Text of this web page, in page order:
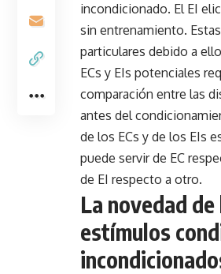
incondicionado. El EI
sin entrenamiento.
particulares debido a
ECs y EIs potenciales
comparación entre las
antes del
de los ECs y de los EIs
puede servir de EC
de EI respecto a otro.
La novedad
estímulos